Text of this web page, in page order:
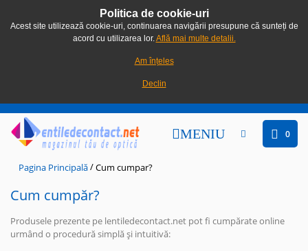
Politica de cookie-uri
Acest site utilizează cookie-uri, continuarea navigării presupune că sunteți de
acord cu utilizarea lor.Află mai multe detalii.
Am înțeles
Declin
0
MENIU
Pagina Principală/Cum cumpar?
Cum cumpăr?
Produsele prezente pe lentiledecontact.net pot fi cumpărate online
urmând o procedură simplă și intuitivă: